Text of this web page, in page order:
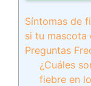
Síntomas de
si tu mascota
Preguntas
¿Cuáles
fiebre en